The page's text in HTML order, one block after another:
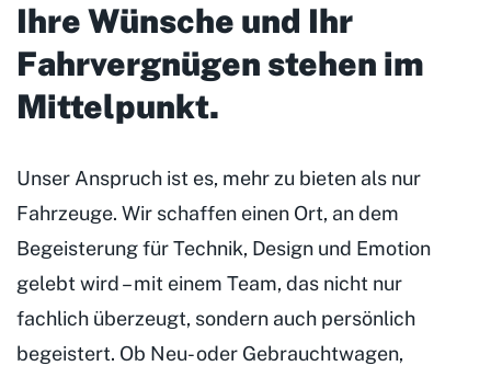
Ihre Wünsche und Ihr
Fahrvergnügen stehen im
Mittelpunkt.
Unser Anspruch ist es, mehr zu bieten als nur
Fahrzeuge. Wir schaffen einen Ort, an dem
Begeisterung für Technik, Design und Emotion
gelebt wird – mit einem Team, das nicht nur
fachlich überzeugt, sondern auch persönlich
begeistert. Ob Neu- oder Gebrauchtwagen,